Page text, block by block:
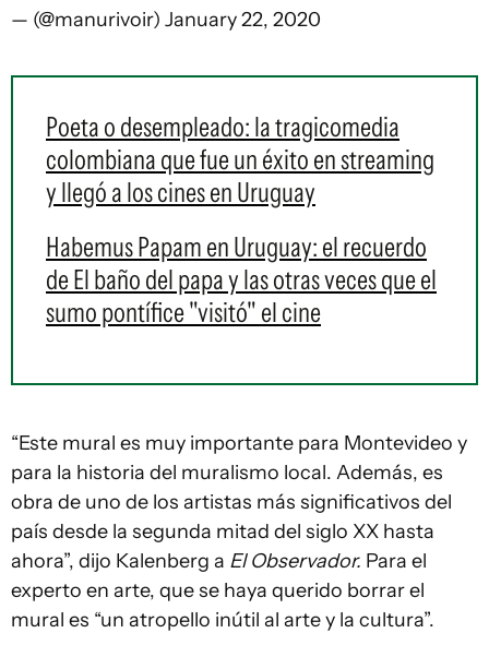
— (@manurivoir) January 22, 2020
Poeta o desempleado: la tragicomedia
colombiana que fue un éxito en streaming
y llegó a los cines en Uruguay
Habemus Papam en Uruguay: el recuerdo
de El baño del papa y las otras veces que el
sumo pontífice "visitó" el cine
“Este mural es muy importante para Montevideo y
para la historia del muralismo local. Además, es
obra de uno de los artistas más significativos del
país desde la segunda mitad del siglo XX hasta
ahora”, dijo Kalenberg a El Observador. Para el
experto en arte, que se haya querido borrar el
mural es “un atropello inútil al arte y la cultura”.